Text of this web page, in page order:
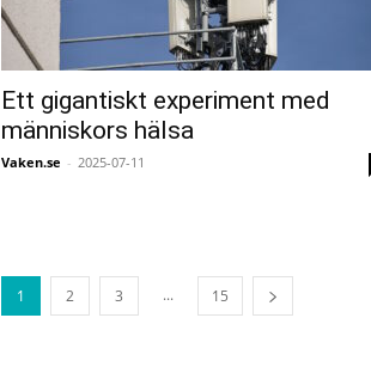
Ett gigantiskt experiment med
människors hälsa
Vaken.se - 2025-07-11
1 2 3 ... 15